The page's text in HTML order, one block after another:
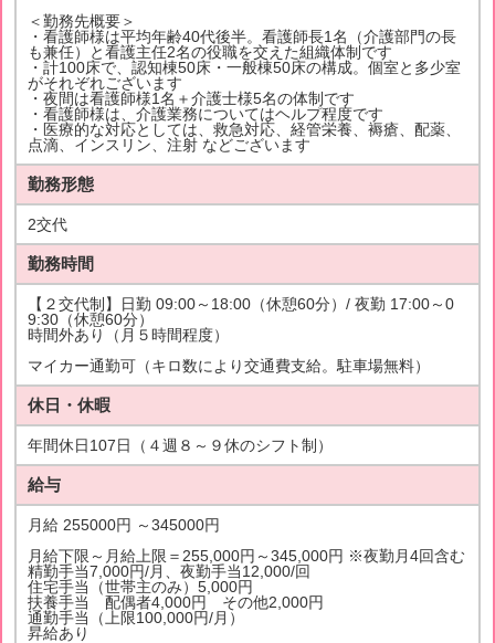
＜勤務先概要＞
・看護師様は平均年齢40代後半。看護師長1名（介護部門の長
も兼任）と看護主任2名の役職を交えた組織体制です
・計100床で、認知棟50床・一般棟50床の構成。個室と多少室
がそれぞれございます
・夜間は看護師様1名＋介護士様5名の体制です
・看護師様は、介護業務についてはヘルプ程度です
・医療的な対応としては、救急対応、経管栄養、褥瘡、配薬、
点滴、インスリン、注射 などございます
勤務形態
2交代
勤務時間
【２交代制】日勤 09:00～18:00（休憩60分）/ 夜勤 17:00～0
9:30（休憩60分）
時間外あり（月５時間程度）
マイカー通勤可（キロ数により交通費支給。駐車場無料）
休日・休暇
年間休日107日（４週８～９休のシフト制）
給与
月給 255000円 ～345000円
月給下限～月給上限＝255,000円～345,000円 ※夜勤月4回含む
精勤手当7,000円/月、夜勤手当12,000/回
住宅手当（世帯主のみ）5,000円
扶養手当 配偶者4,000円 その他2,000円
通勤手当（上限100,000円/月）
昇給あり